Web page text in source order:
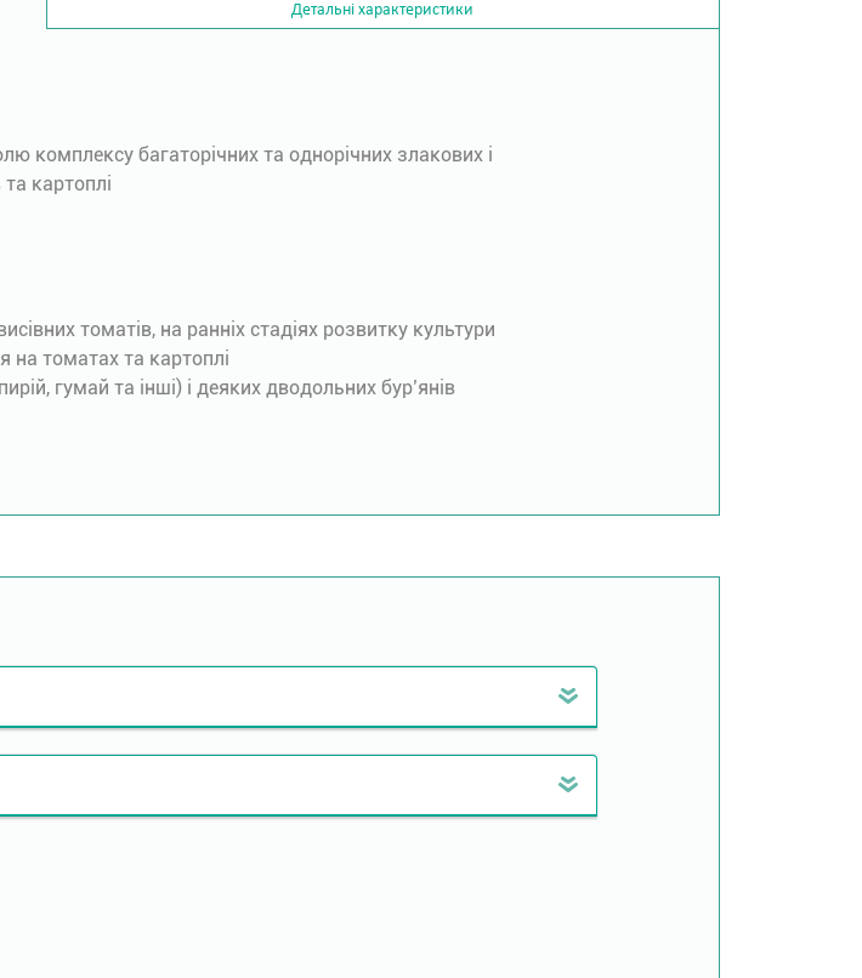
Детальні характеристики
комплексу багаторічних та однорічних злакових і
картоплі
томатів, на ранніх стадіях розвитку культури
на томатах та картоплі
гумай та інші) і деяких дводольних бур’янів